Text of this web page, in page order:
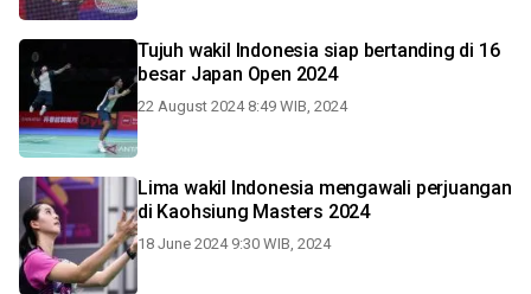
Tujuh wakil Indonesia siap bertanding di 16
besar Japan Open 2024
22 August 2024 8:49 WIB, 2024
Lima wakil Indonesia mengawali perjuangan
di Kaohsiung Masters 2024
18 June 2024 9:30 WIB, 2024